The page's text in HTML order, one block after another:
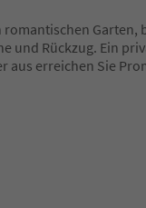
Garten,
und Rückzug. Ein
aus erreichen Sie